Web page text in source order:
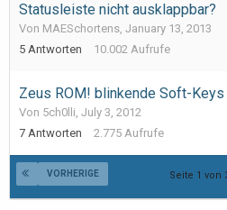
Statusleiste nicht ausklappbar?
Von MAESchortens, January 13, 2013
5 Antworten 10.002 Aufrufe
Zeus ROM! blinkende Soft-Keys
Von 5ch0lli, July 3, 2012
7 Antworten 2.775 Aufrufe
VORHERIGE Seite 1 von